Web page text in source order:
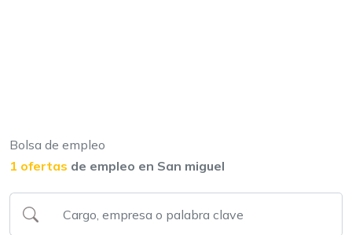
Bolsa de empleo
1 ofertas de empleo en San miguel